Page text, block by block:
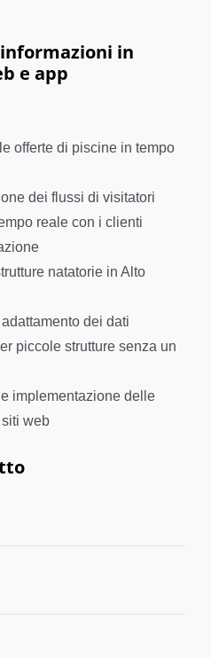
in
e app
offerte di piscine in tempo
dei flussi di visitatori
reale con i clienti
natatorie in Alto
dei dati
piccole strutture senza un
implementazione delle
web